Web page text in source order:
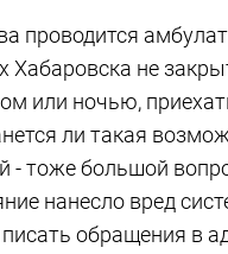
проводится
Хабаровска не
или ночью,
ли такая
- тоже большой
нанесло вред
обращения в